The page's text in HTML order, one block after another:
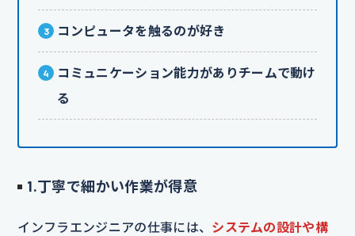
コンピュータを触るのが好き
コミュニケーション能力がありチームで動け
る
1.丁寧で細かい作業が得意
インフラエンジニアの仕事には、 システムの設計や構